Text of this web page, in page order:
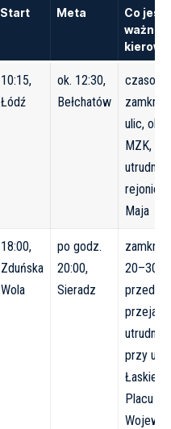
Start Meta
Co jest
ważne
10:15,
Łódź
ok. 12:30,
Bełchatów
czasowe
ulic,
MZK,
rejonie
Maja
18:00,
Zduńska
Wola
po godz.
20:00,
Sieradz
20–30
przed
przy ul.
Łaskiej i
Placu